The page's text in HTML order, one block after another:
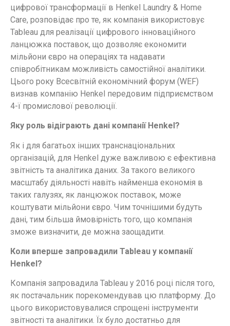
цифрової трансформації в Henkel Laundry & Home
Care, розповідає про те, як компанія використовує
Tableau для реалізації цифрового інноваційного
ланцюжка поставок, що дозволяє економити
мільйони євро на операціях та надавати
співробітникам можливість самостійної аналітики.
Цього року Всесвітній економічний форум (WEF)
визнав компанію Henkel передовим підприємством
4-ї промислової революції.
Яку роль відіграють дані компанії Henkel?
Як і для багатьох інших транснаціональних
організацій, для Henkel дуже важливою є ефективна
звітність та аналітика даних. За такого великого
масштабу діяльності навіть найменша економія в
таких галузях, як ланцюжок поставок, може
коштувати мільйони євро. Чим точнішими будуть
дані, тим більша ймовірність того, що компанія
зможе визначити, де можна заощадити.
Коли вперше запровадили Tableau у компанії
Henkel?
Компанія запровадила Tableau у 2016 році після того,
як постачальник порекомендував цю платформу. До
цього використовувалися спрощені інструменти
звітності та аналітики. Їх було достатньо для